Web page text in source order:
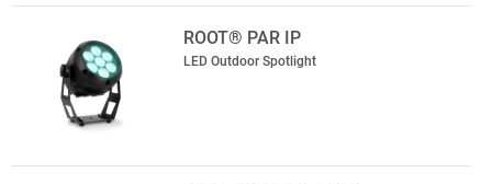
ROOT® PAR IP
LED Outdoor Spotlight